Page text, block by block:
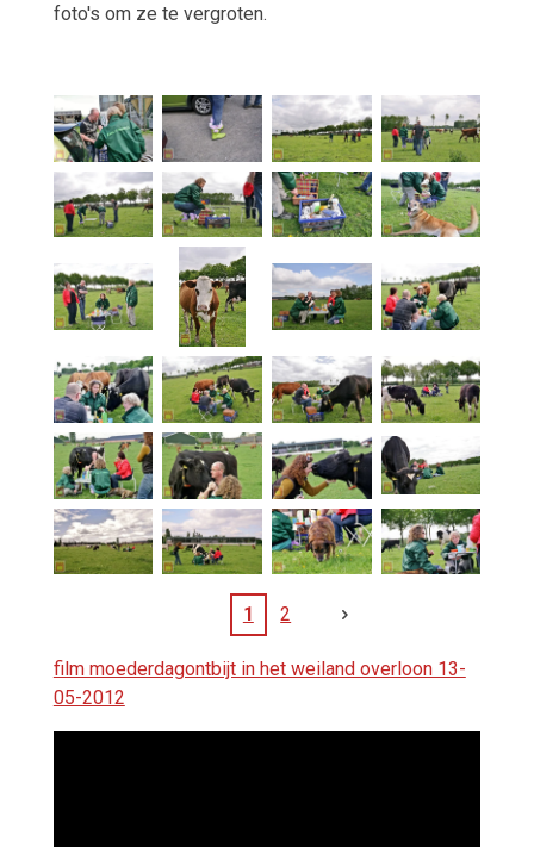
foto's om ze te vergroten.
1 2
film moederdagontbijt in het weiland overloon 13-
05-2012